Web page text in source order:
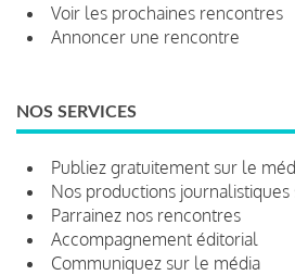
Voir les prochaines rencontres
Annoncer une rencontre
NOS SERVICES
Publiez gratuitement sur le
Nos productions
Parrainez nos rencontres
Accompagnement éditorial
Communiquez sur le média